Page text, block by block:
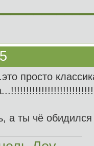
просто
а ты чё